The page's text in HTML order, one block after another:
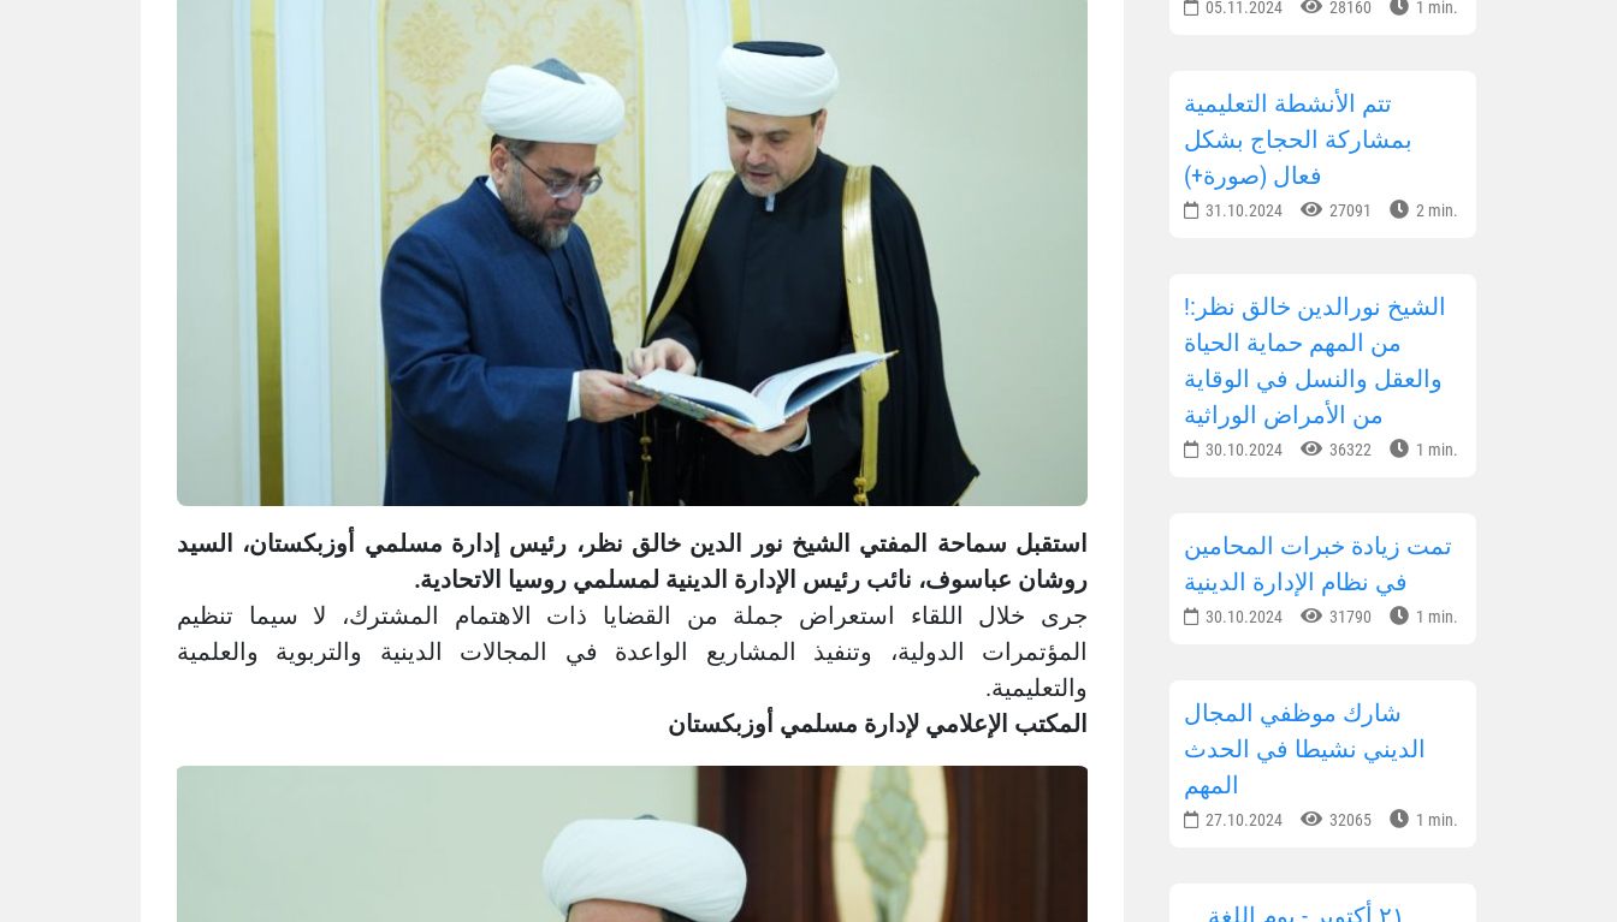
استقبل سماحة المفتي الشيخ نور الدين خالق نظر، رئيس إدارة مسلمي أوزبكستان، السيد
روشان عباسوف، نائب رئيس الإدارة الدينية لمسلمي روسيا الاتحادية.
جرى خلال اللقاء استعراض جملة من القضايا ذات الاهتمام المشترك، لا سيما تنظيم
المؤتمرات الدولية، وتنفيذ المشاريع الواعدة في المجالات الدينية والتربوية والعلمية
والتعليمية.
المكتب الإعلامي لإدارة مسلمي أوزبكستان
05.11.2024 28160 1 min.
تتم الأنشطة التعليمية
بمشاركة الحجاج بشكل
فعال (صورة+)
31.10.2024 27091 2 min.
!الشيخ نورالدين خالق نظر:
من المهم حماية الحياة
والعقل والنسل في الوقاية
من الأمراض الوراثية
30.10.2024 36322 1 min.
تمت زيادة خبرات المحامين
في نظام الإدارة الدينية
30.10.2024 31790 1 min.
شارك موظفي المجال
الديني نشيطا في الحدث
المهم
27.10.2024 32065 1 min.